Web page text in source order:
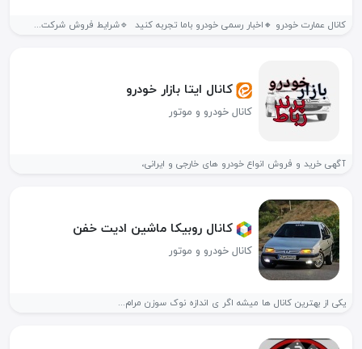
کانال عمارت خودرو 🔸اخبار رسمی خودرو باما تجربه کنید 🔹شرایط فروش شرکت...
کانال ایتا بازار خودرو
کانال خودرو و موتور
آگهی خرید و فروش انواع خودرو های خارجی و ایرانی،
کانال روبیکا ماشین ادیت خفن
کانال خودرو و موتور
یکی از بهترین کانال ها میشه اگر ی اندازه نوک سوزن مرام...